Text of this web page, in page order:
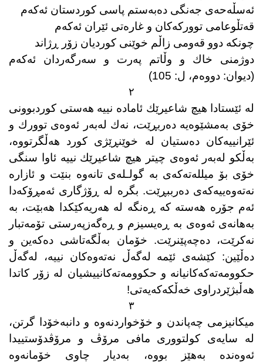
ئەسڵەحەی جەنگی دەبەستم پاسی كوردستان ئەكەم
قەتڵوعامی تووركەكان و غارەتی ئێران ئەكەم
چونكە دوو قەومی زاڵم خوێنی كوردیان زۆر ڕژاند
دوژمنی خاك و وڵاتم پەرت و سەرگەردان ئەكەم
(دیوان: دووەم، ل: 105)
٢
لە ئێستادا هیچ شاعیرێك ئامادە نییە هەستی كوردبوونی
خۆی بەمشێوەیە دەربڕێت، نەك لەبەر ئەوەی توورك و
ئێرانییەكان دەستیان لە خوێنڕێژی كورد هەڵگرتووە،
بەڵكو لەبەر ئەوەی چیتر هیچ شاعیرێك نییە ئاوا سنگی
خۆی بۆ میللەتەكەی بە گولـلەی تانەوە بنێت و ئازارە
نەتەوەییەكەی دەرببڕێت. بگرە لە ڕۆژگاری ئەمڕۆكەدا
ئەم جۆرە هەستە كە ڕەنگە لە هەریەكێكدا هەبێت، بە
بەهانەی ئەوەی بە ڕەیسیزم و ڕەگەزپەرستی تۆمەتبار
نەكرێت، دەچەپێنرێت. خۆمان بەڵگەتاشی دەكەین و
دەڵێین: كێشەی ئێمە لەگەڵ نەتەوەكان نییە، لەگەڵ
حكوومەتەكەكانیانە و حكوومەتەكانییشیان لە زۆر كاتدا
هەڵبژێردراوی خەڵكەكەیەتی!
٣
میكانیزمی چەپاندن و خۆخواردنەوە و دانبەخۆدا گرتن،
لە سایەی كولتووری مافی مرۆڤ و مرۆڤدۆستییدا
ئەوەندە بەهێز بووە، بەدیار چاوی خۆمانەوە